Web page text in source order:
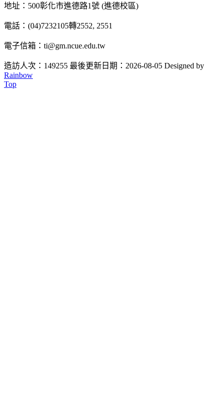
地址：500彰化市進德路1號 (進德校區)
電話：(04)7232105轉2552, 2551
電子信箱：ti@gm.ncue.edu.tw
造訪人次：149255 最後更新日期：2026-08-05 Designed by
Rainbow
Top